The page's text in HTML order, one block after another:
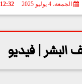
الجمعة، 4 يوليو 2025 12:32 صـ
| فيديو